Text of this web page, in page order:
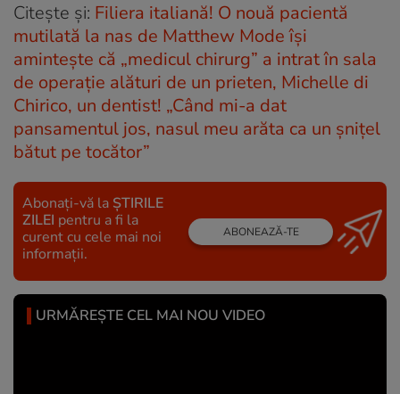
Citește și: Filiera italiană! O nouă pacientă
mutilată la nas de Matthew Mode își
amintește că „medicul chirurg” a intrat în sala
de operație alături de un prieten, Michelle di
Chirico, un dentist! „Când mi-a dat
pansamentul jos, nasul meu arăta ca un şniţel
bătut pe tocător”
Abonați-vă la ȘTIRILE
ZILEI pentru a fi la
curent cu cele mai noi
informații.
ABONEAZĂ-TE
URMĂREȘTE CEL MAI NOU VIDEO